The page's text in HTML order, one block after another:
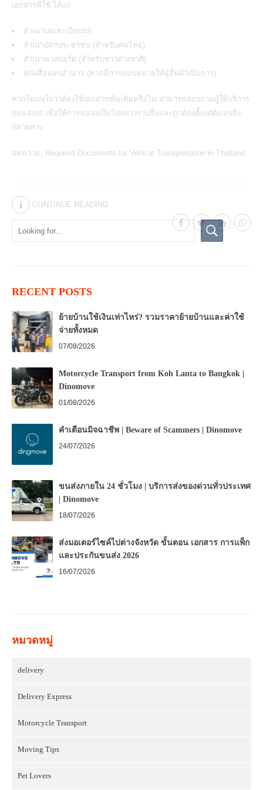
เอกสารที่ใช้ ได้แก่
สำเนาเล่มทะเบียนรถ
สำเนาบัตรประชาชน (สำหรับคนไทย)
สำเนาพาสปอร์ต (สำหรับชาวต่างชาติ)
หนังสือมอบอำนาจ (หากมีการมอบหมายให้ผู้อื่นดำเนินการ)
หากไม่แน่ใจว่าต้องใช้เอกสารเพิ่มเติมหรือไม่ สามารถสอบถามผู้ให้บริการ
ก่อนส่งรถ เพื่อให้การขนส่งเป็นไปอย่างราบรื่นและถูกต้องตั้งแต่ต้นจนถึง
ปลายทาง
บทความ: Required Documents for Vehicle Transportation in Thailand
CONTINUE READING
RECENT POSTS
ย้ายบ้านใช้เงินเท่าไหร่? รวมราคาย้ายบ้านและค่าใช้
จ่ายทั้งหมด
07/08/2026
Motorcycle Transport from Koh Lanta to Bangkok |
Dinomove
01/08/2026
คำเตือนมิจฉาชีพ | Beware of Scammers | Dinomove
24/07/2026
ขนส่งภายใน 24 ชั่วโมง | บริการส่งของด่วนทั่วประเทศ
| Dinomove
18/07/2026
ส่งมอเตอร์ไซค์ไปต่างจังหวัด ขั้นตอน เอกสาร การแพ็ก
และประกันขนส่ง 2026
16/07/2026
หมวดหมู่
delivery
Delivery Express
Motorcycle Transport
Moving Tips
Pet Lovers